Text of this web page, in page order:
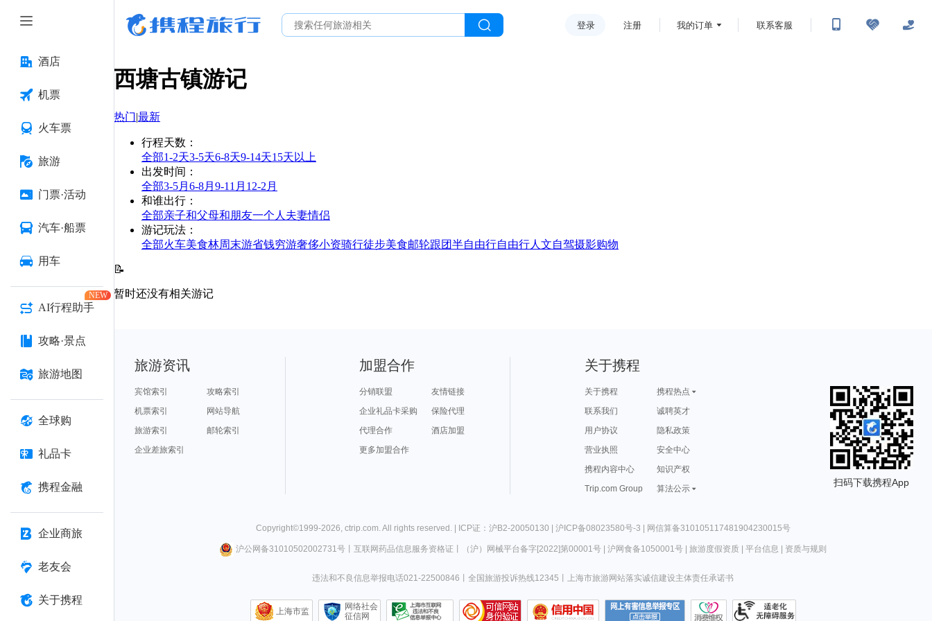
酒店
机票
火车票
旅游
门票·活动
汽车·船票
用车
AI行程助手
NEW
攻略·景点
旅游地图
全球购
礼品卡
携程金融
企业商旅
老友会
关于携程
登录 注册 我的订单 联系客服
西塘古镇游记
热门|最新
行程天数 ：
全部1-2天3-5天6-8天9-14天15天以上
出发时间 ：
全部3-5月 6-8月 9-11月 12-2月
和谁出行 ：
全部亲子和父母和朋友一个人 夫妻情侣
游记玩法 ：
全部火车美食林周末游省钱穷游奢侈小资骑行徒步美食邮轮跟团半自由行自由行人文自驾摄影购物
📝
暂时还没有相关游记
旅游资讯
宾馆索引
攻略索引
机票索引
网站导航
旅游索引
邮轮索引
企业差旅索引
加盟合作
分销联盟
友情链接
企业礼品卡采购
保险代理
代理合作
酒店加盟
更多加盟合作
关于携程
关于携程
携程热点
联系我们
诚聘英才
用户协议
隐私政策
营业执照
安全中心
携程内容中心
知识产权
Trip.com Group
算法公示
扫码下载携程App
Copyright©1999-2026, ctrip.com. All rights reserved. | ICP证：沪B2-20050130 | 沪ICP备08023580号-3 | 网信算备310105117481904230015号
沪公网备31010502002731号丨 互联网药品信息服务资格证 （沪）网械平台备字[2022]第00001号| 沪网食备1050001号| 旅游度假资质| 平台信息 资质与规则
违法和不良信息举报电话021-22500846 全国旅游投诉热线12345 上海市旅游网站落实诚信建设主体责任承诺书
上海市监
网络社会
征信网